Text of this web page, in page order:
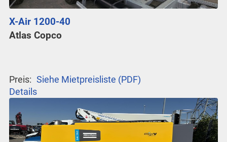
X-Air 1200-40
Atlas Copco
Preis: Siehe Mietpreisliste (PDF)
Details